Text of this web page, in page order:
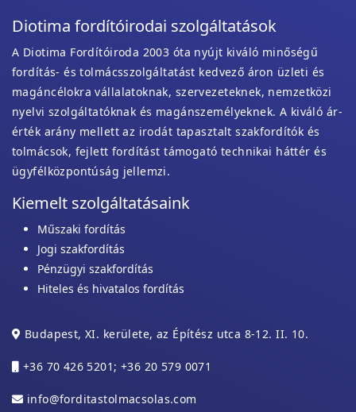
Diotima fordítóirodai szolgáltatások
A Diotima Fordítóiroda 2003 óta nyújt kiváló minőségű
fordítás- és tolmácsszolgáltatást kedvező áron üzleti és
magáncélokra vállalatoknak, szervezeteknek, nemzetközi
nyelvi szolgáltatóknak és magánszemélyeknek. A kiváló ár-
érték arány mellett az irodát tapasztalt szakfordítók és
tolmácsok, fejlett fordítást támogató technikai háttér és
ügyfélközpontúság jellemzi.
Kiemelt szolgáltatásaink
Műszaki fordítás
Jogi szakfordítás
Pénzügyi szakfordítás
Hiteles és hivatalos fordítás
Budapest, XI. kerülete, az Építész utca 8-12. II. 10.
+36 70 426 5201; +36 20 579 0071
info@forditastolmacsolas.com